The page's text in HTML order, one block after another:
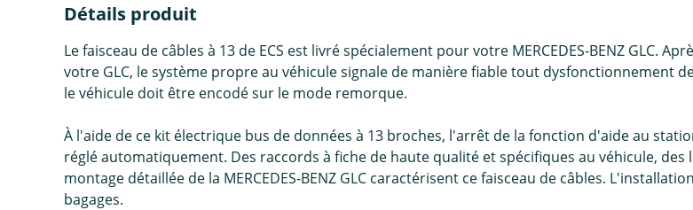
Détails produit
Le faisceau de câbles à 13 de ECS est livré spécialement pour votre MERCEDES-BENZ GLC.
votre GLC, le système propre au véhicule signale de manière fiable tout dysfonctionnement
le véhicule doit être encodé sur le mode remorque.
À l'aide de ce kit électrique bus de données à 13 broches, l'arrêt de la fonction d'aide au
réglé automatiquement. Des raccords à fiche de haute qualité et spécifiques au véhicule,
montage détaillée de la MERCEDES-BENZ GLC caractérisent ce faisceau de câbles.
bagages.